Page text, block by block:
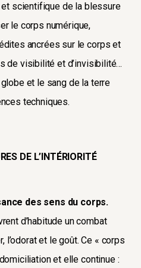
scientifique de la blessure
le corps numérique,
ancrées sur le corps et
de visibilité et d’invisibilité…
et le sang de la terre
techniques.
DE L’INTÉRIORITÉ
des sens du corps.
d’habitude un combat
l’odorat et le goût. Ce « corps
et elle continue :